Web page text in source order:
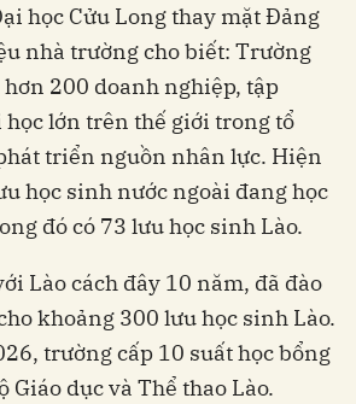
học Cửu Long thay mặt Đảng
nhà trường cho biết: Trường
200 doanh nghiệp, tập
lớn trên thế giới trong tổ
triển nguồn nhân lực. Hiện
học sinh nước ngoài đang học
đó có 73 lưu học sinh Lào.
Lào cách đây 10 năm, đã đào
khoảng 300 lưu học sinh Lào.
trường cấp 10 suất học bổng
Giáo dục và Thể thao Lào.